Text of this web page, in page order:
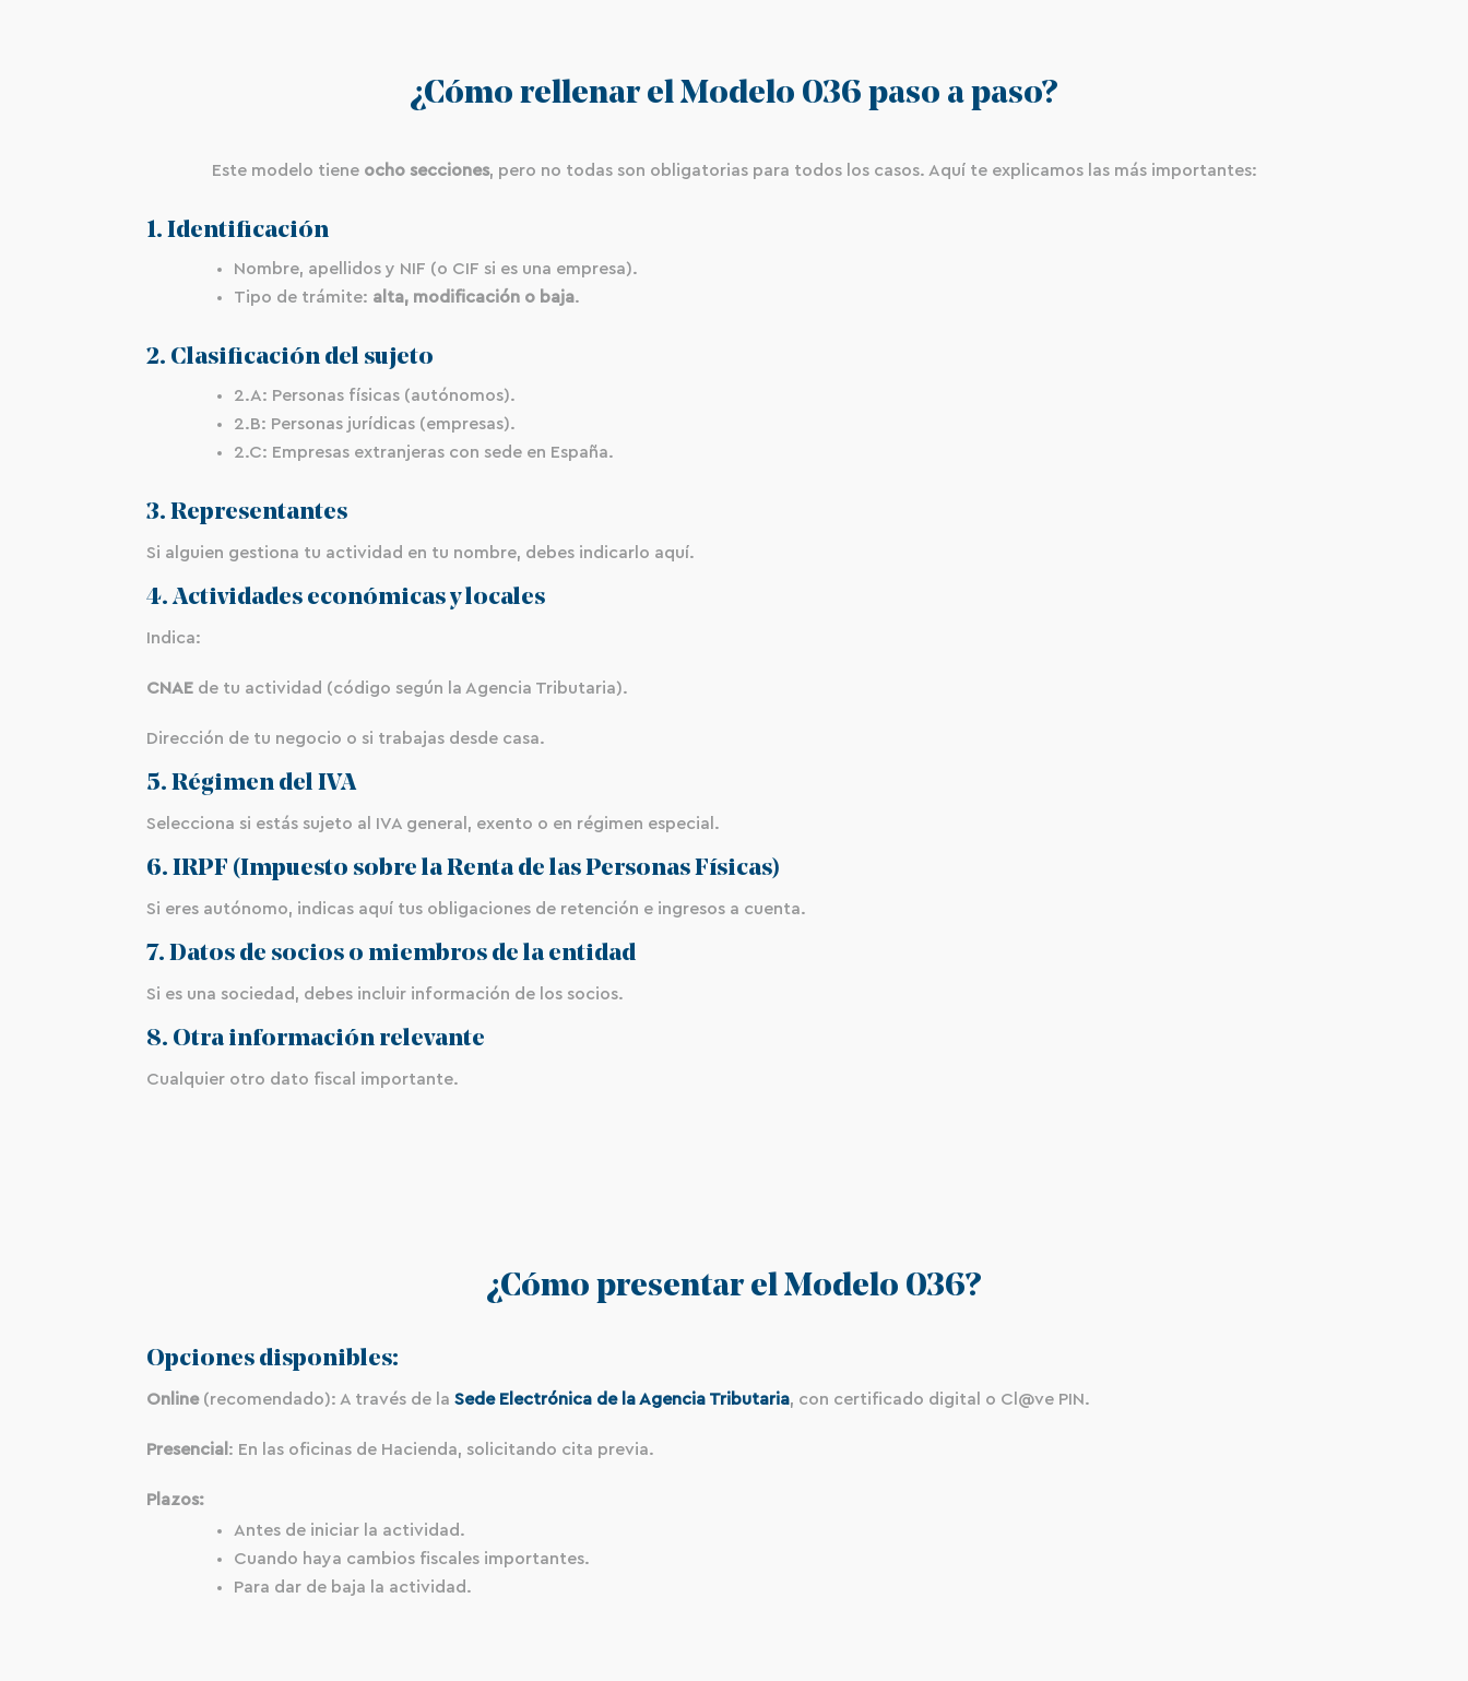
¿Cómo rellenar el Modelo 036 paso a paso?
Este modelo tiene ocho secciones, pero no todas son obligatorias para todos los casos. Aquí te explicamos las más importantes:
1. Identificación
Nombre, apellidos y NIF (o CIF si es una empresa).
Tipo de trámite: alta, modificación o baja.
2. Clasificación del sujeto
2.A: Personas físicas (autónomos).
2.B: Personas jurídicas (empresas).
2.C: Empresas extranjeras con sede en España.
3. Representantes
Si alguien gestiona tu actividad en tu nombre, debes indicarlo aquí.
4. Actividades económicas y locales
Indica:
CNAE de tu actividad (código según la Agencia Tributaria).
Dirección de tu negocio o si trabajas desde casa.
5. Régimen del IVA
Selecciona si estás sujeto al IVA general, exento o en régimen especial.
6. IRPF (Impuesto sobre la Renta de las Personas Físicas)
Si eres autónomo, indicas aquí tus obligaciones de retención e ingresos a cuenta.
7. Datos de socios o miembros de la entidad
Si es una sociedad, debes incluir información de los socios.
8. Otra información relevante
Cualquier otro dato fiscal importante.
¿Cómo presentar el Modelo 036?
Opciones disponibles:
Online(recomendado): A través de la Sede Electrónica de la Agencia Tributaria, con certificado digital o Cl@ve PIN.
Presencial : En las oficinas de Hacienda, solicitando cita previa.
Plazos:
Antes de iniciar la actividad.
Cuando haya cambios fiscales importantes.
Para dar de baja la actividad.